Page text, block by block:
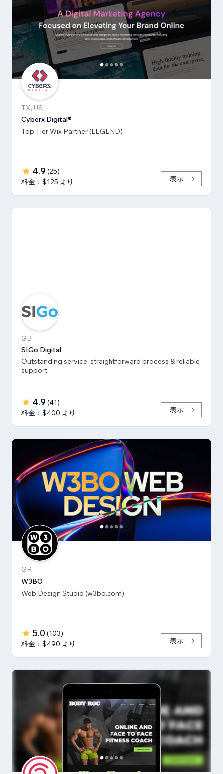
TX, US
Cyberx Digital®
Top Tier Wix Partner (LEGEND)
4.9 (25)
料金：$125 より
表示
GB
SIGo Digital
Outstanding service, straightforward process & reliable
support.
4.9 (41)
料金：$400 より
表示
GR
W3BO
Web Design Studio (w3bo.com)
5.0 (103)
料金：$490 より
表示